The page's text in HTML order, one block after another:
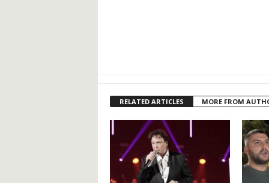
RELATED ARTICLES MORE FROM